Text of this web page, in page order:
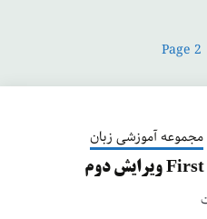
Page 2
مجموعه آموزشی زبان